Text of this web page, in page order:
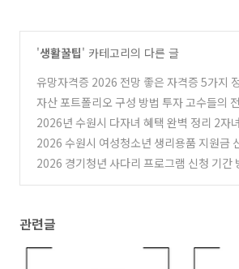
'생활꿀팁' 카테고리의 다른 글
유망자격증 2026 전망 좋은 자격증 5가지
(0)
자산 포트폴리오 구성 방법 투자 고수들의
(0)
2026년 수원시 다자녀 혜택 완벽 정리 2자
터 출산지원금과 주거 지원까지
(0)
2026 수원시 여성청소년 생리용품 지원금
방법 및 대상 정리 (연 최대 16만 8천원) (0)
2026 경기청년 사다리 프로그램 신청 기간
관련글